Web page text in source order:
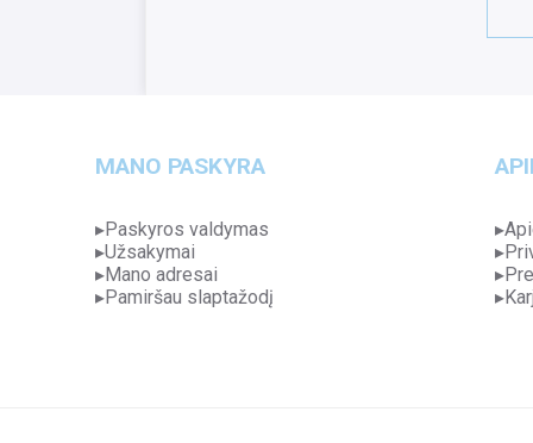
MANO PASKYRA
Paskyros valdymas
Užsakymai
Mano adresai
Pamiršau slaptažodį